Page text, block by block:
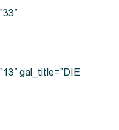
gal_title=”DIE